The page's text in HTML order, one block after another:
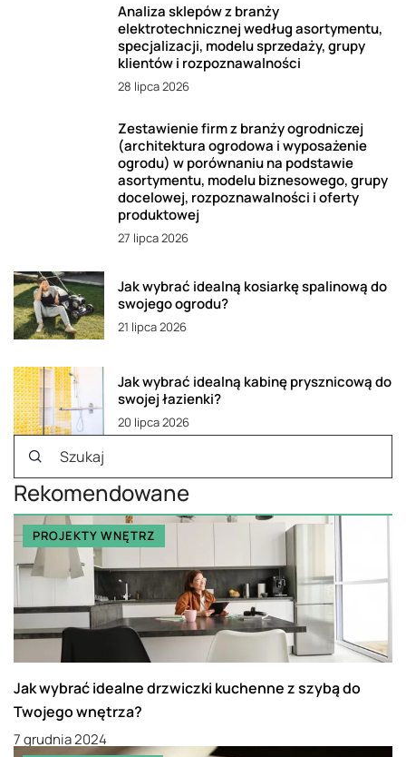
Analiza sklepów z branży
elektrotechnicznej według asortymentu,
specjalizacji, modelu sprzedaży, grupy
klientów i rozpoznawalności
28 lipca 2026
Zestawienie firm z branży ogrodniczej
(architektura ogrodowa i wyposażenie
ogrodu) w porównaniu na podstawie
asortymentu, modelu biznesowego, grupy
docelowej, rozpoznawalności i oferty
produktowej
27 lipca 2026
Jak wybrać idealną kosiarkę spalinową do
swojego ogrodu?
21 lipca 2026
Jak wybrać idealną kabinę prysznicową do
swojej łazienki?
20 lipca 2026
Rekomendowane
PROJEKTY WNĘTRZ
Jak wybrać idealne drzwiczki kuchenne z szybą do
Twojego wnętrza?
7 grudnia 2024